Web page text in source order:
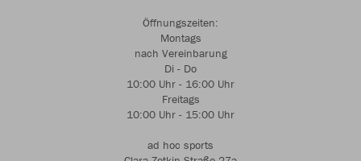
Öffnungszeiten:
Montags
nach Vereinbarung
Di - Do
10:00 Uhr - 16:00 Uhr
Freitags
10:00 Uhr - 15:00 Uhr
ad hoc sports